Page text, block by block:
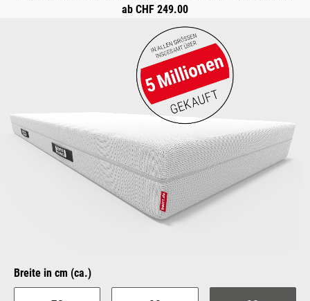
ab CHF 249.00
Breite in cm (ca.)auswählen